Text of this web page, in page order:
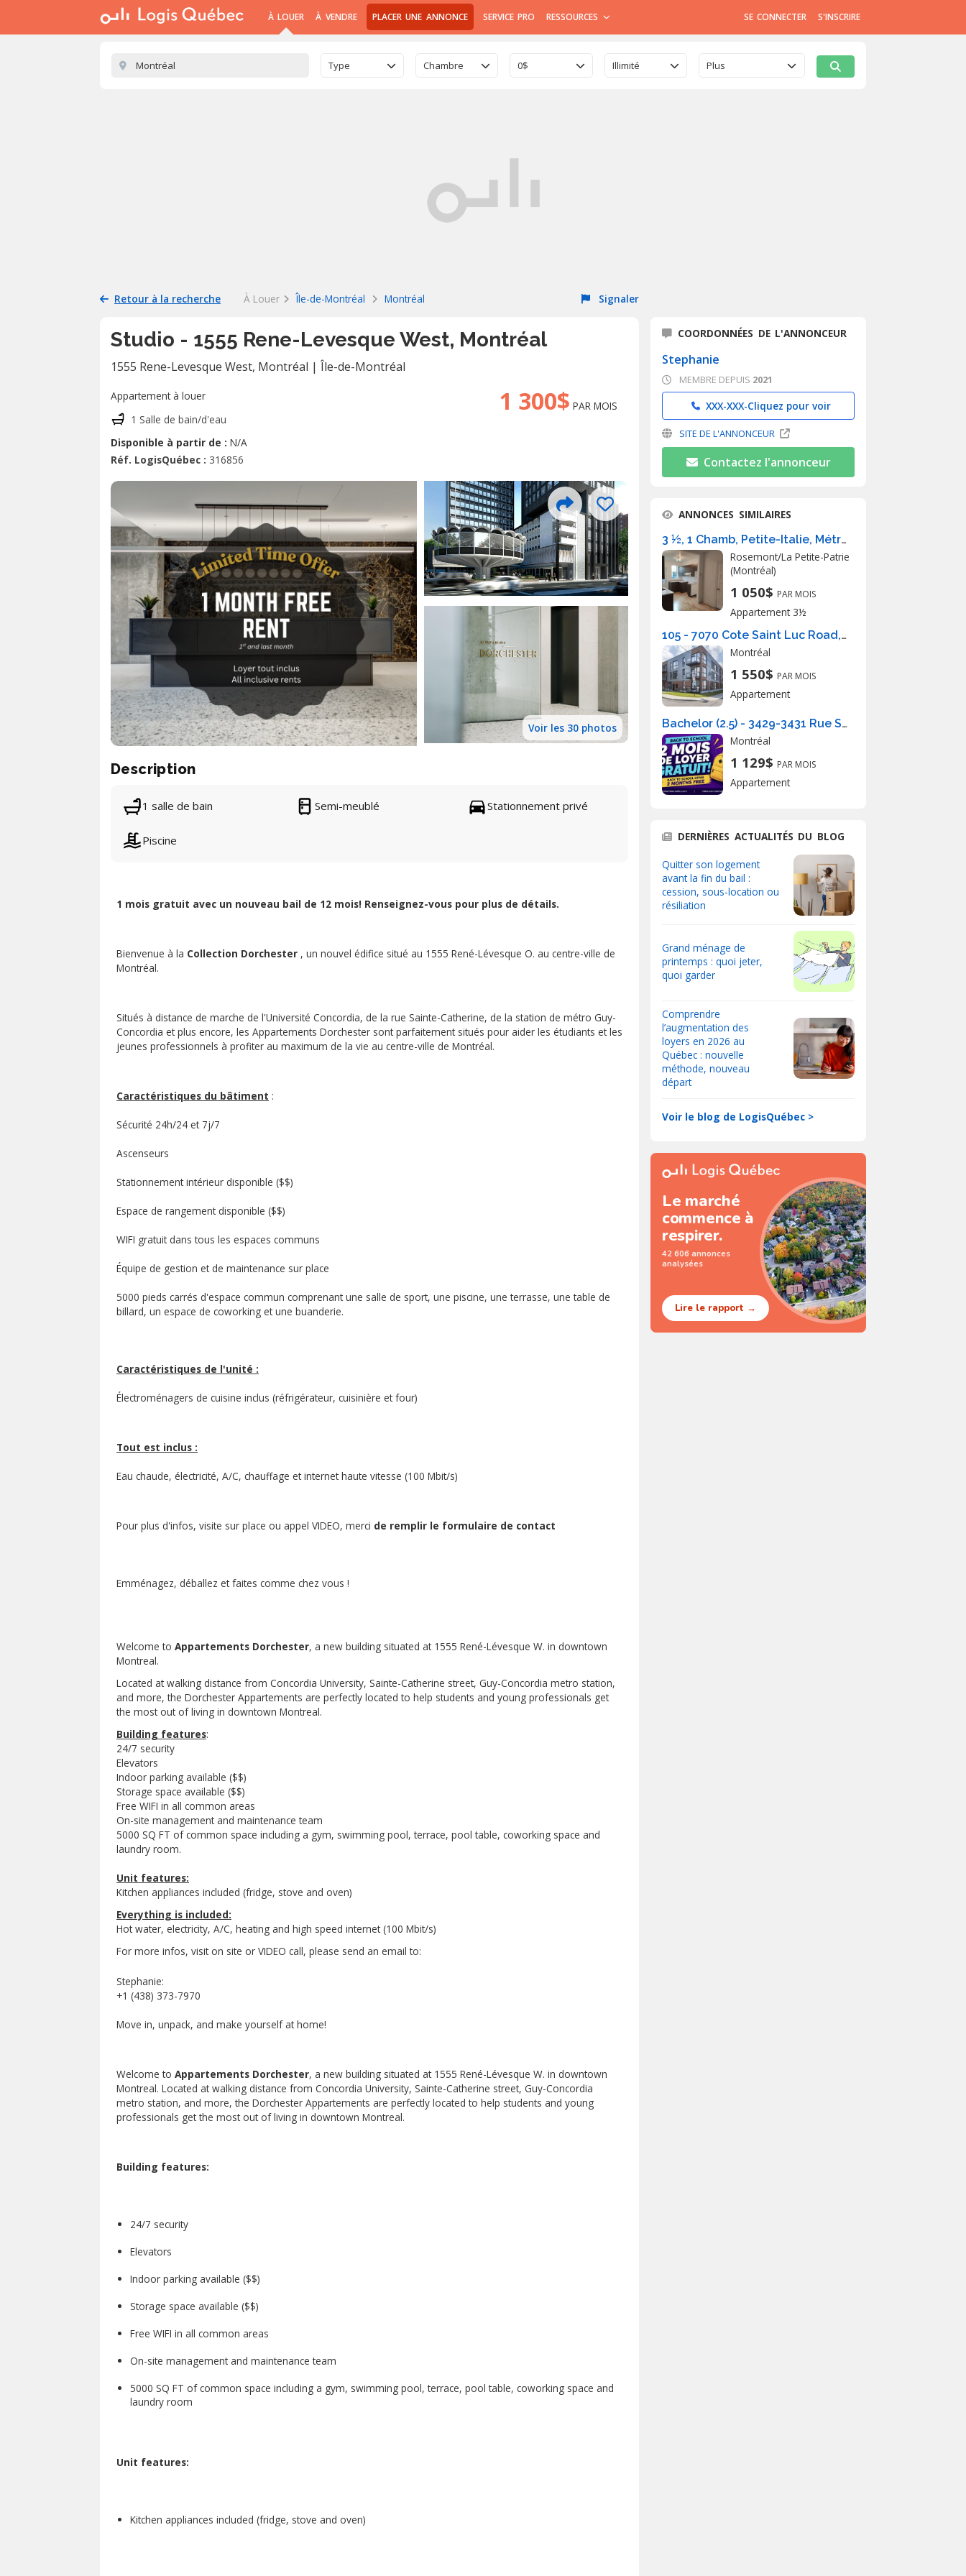
À LOUER À VENDRE PLACER UNE ANNONCE SERVICE PRO RESSOURCES SE CONNECTER S'INSCRIRE
Type Chambre 0$ Illimité Plus
Retour à la recherche À Louer Île-de-Montréal Montréal Signaler
Studio - 1555 Rene-Levesque West, Montréal
1555 Rene-Levesque West, Montréal | Île-de-Montréal
1 300$ PAR MOIS
Appartement à louer
1 Salle de bain/d'eau
Disponible à partir de : N/A
Réf. LogisQuébec : 316856
Voir les 30 photos
Description
1 salle de bain Semi-meublé Stationnement privé
Piscine
1 mois gratuit avec un nouveau bail de 12 mois! Renseignez-vous pour plus de détails.
Bienvenue à la Collection Dorchester , un nouvel édifice situé au 1555 René-Lévesque O. au centre-ville de
Montréal.
Situés à distance de marche de l'Université Concordia, de la rue Sainte-Catherine, de la station de métro Guy-
Concordia et plus encore, les Appartements Dorchester sont parfaitement situés pour aider les étudiants et les
jeunes professionnels à profiter au maximum de la vie au centre-ville de Montréal.
Caractéristiques du bâtiment :
Sécurité 24h/24 et 7j/7
Ascenseurs
Stationnement intérieur disponible ($$)
Espace de rangement disponible ($$)
WIFI gratuit dans tous les espaces communs
Équipe de gestion et de maintenance sur place
5000 pieds carrés d'espace commun comprenant une salle de sport, une piscine, une terrasse, une table de
billard, un espace de coworking et une buanderie.
Caractéristiques de l'unité :
Électroménagers de cuisine inclus (réfrigérateur, cuisinière et four)
Tout est inclus :
Eau chaude, électricité, A/C, chauffage et internet haute vitesse (100 Mbit/s)
Pour plus d'infos, visite sur place ou appel VIDEO, merci de remplir le formulaire de contact
Emménagez, déballez et faites comme chez vous !
Welcome to Appartements Dorchester, a new building situated at 1555 René-Lévesque W. in downtown
Montreal.
Located at walking distance from Concordia University, Sainte-Catherine street, Guy-Concordia metro station,
and more, the Dorchester Appartements are perfectly located to help students and young professionals get
the most out of living in downtown Montreal.
Building features:
24/7 security
Elevators
Indoor parking available ($$)
Storage space available ($$)
Free WIFI in all common areas
On-site management and maintenance team
5000 SQ FT of common space including a gym, swimming pool, terrace, pool table, coworking space and
laundry room.
Unit features:
Kitchen appliances included (fridge, stove and oven)
Everything is included:
Hot water, electricity, A/C, heating and high speed internet (100 Mbit/s)
For more infos, visit on site or VIDEO call, please send an email to:
Stephanie:
+1 (438) 373-7970
Move in, unpack, and make yourself at home!
Welcome to Appartements Dorchester, a new building situated at 1555 René-Lévesque W. in downtown
Montreal. Located at walking distance from Concordia University, Sainte-Catherine street, Guy-Concordia
metro station, and more, the Dorchester Appartements are perfectly located to help students and young
professionals get the most out of living in downtown Montreal.
Building features:
24/7 security
Elevators
Indoor parking available ($$)
Storage space available ($$)
Free WIFI in all common areas
On-site management and maintenance team
5000 SQ FT of common space including a gym, swimming pool, terrace, pool table, coworking space and
laundry room
Unit features:
Kitchen appliances included (fridge, stove and oven)
COORDONNÉES DE L'ANNONCEUR
Stephanie
MEMBRE DEPUIS 2021
XXX-XXX-Cliquez pour voir
SITE DE L'ANNONCEUR
Contactez l'annonceur
ANNONCES SIMILAIRES
3 ½, 1 Chamb, Petite-Italie, Métro Beabi
Rosemont/La Petite-Patrie
(Montréal)
1 050$ PAR MOIS
Appartement 3½
105 - 7070 Cote Saint Luc Road, Montréal
Montréal
1 550$ PAR MOIS
Appartement
Bachelor (2.5) - 3429-3431 Rue St-Andre, Montréal
Montréal
1 129$ PAR MOIS
Appartement
DERNIÈRES ACTUALITÉS DU BLOG
Quitter son logement
avant la fin du bail :
cession, sous-location ou
résiliation
Grand ménage de
printemps : quoi jeter,
quoi garder
Comprendre
l’augmentation des
loyers en 2026 au
Québec : nouvelle
méthode, nouveau
départ
Voir le blog de LogisQuébec >
Le marché
commence à
respirer.
42 606 annonces
analysées
Lire le rapport →